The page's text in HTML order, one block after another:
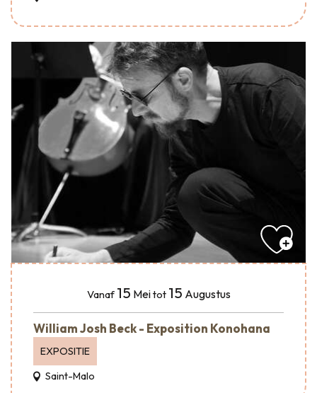
Vanaf 15 Meitot 15 Augustus
William Josh Beck - Exposition Konohana
EXPOSITIE
Saint-Malo